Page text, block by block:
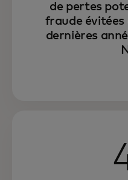
de pertes
fraude évitées
dernières